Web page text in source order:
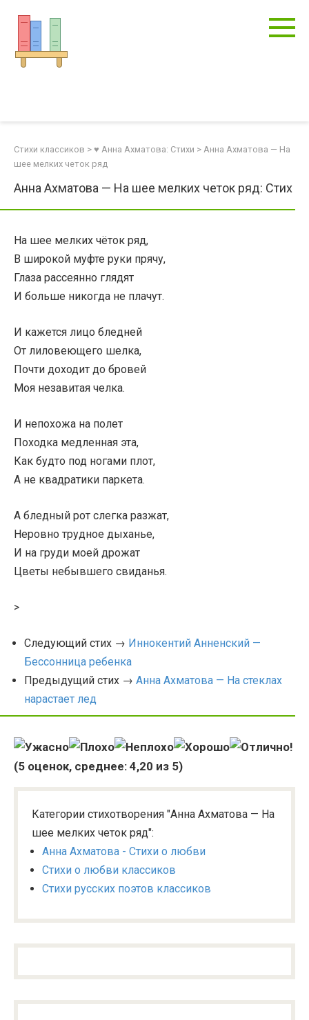
контенту
Стихи классиков > ♥ Анна Ахматова: Стихи > Анна Ахматова — На
шее мелких четок ряд
Анна Ахматова — На шее мелких четок ряд: Стих
На шее мелких чёток ряд,
В широкой муфте руки прячу,
Глаза рассеянно глядят
И больше никогда не плачут.
И кажется лицо бледней
От лиловеющего шелка,
Почти доходит до бровей
Моя незавитая челка.
И непохожа на полет
Походка медленная эта,
Как будто под ногами плот,
А не квадратики паркета.
А бледный рот слегка разжат,
Неровно трудное дыханье,
И на груди моей дрожат
Цветы небывшего свиданья.
>
Следующий стих → Иннокентий Анненский —
Бессонница ребенка
Предыдущий стих → Анна Ахматова — На стеклах
нарастает лед
(5 оценок, среднее: 4,20 из 5)
Категории стихотворения "Анна Ахматова — На
шее мелких четок ряд":
Анна Ахматова - Стихи о любви
Стихи о любви классиков
Стихи русских поэтов классиков